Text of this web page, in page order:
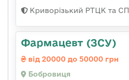
Криворізький РТЦК та СП
Фармацевт (ЗСУ)
від 20000 до 50000 грн
Бобровиця